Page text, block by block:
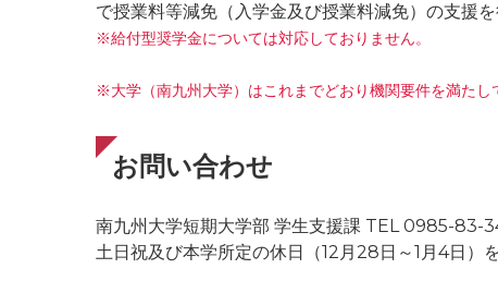
で授業料等減免（入学金及び授業料減免）の支援を
※給付型奨学金については対応しておりません。
※大学（南九州大学）はこれまでどおり機関要件を満たし
お問い合わせ
南九州大学短期大学部 学生支援課 TEL 0985-83-
土日祝及び本学所定の休日（12月28日～1月4日）